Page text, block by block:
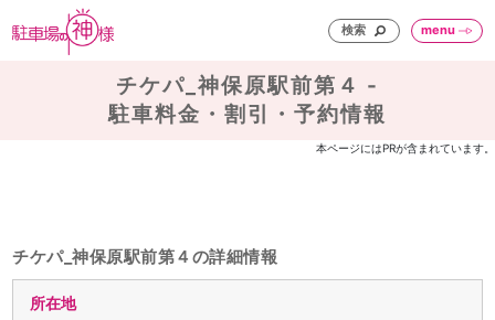
検索 menu
チケパ_神保原駅前第４ -
駐車料金・割引・予約情報
本ページにはPRが含まれています。
チケパ_神保原駅前第４の詳細情報
所在地